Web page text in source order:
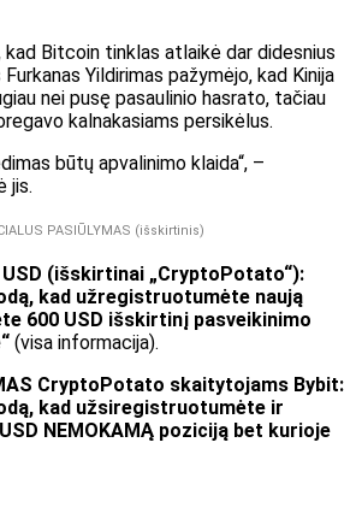
Bitcoin tinklas atlaikė dar didesnius
Yildirimas pažymėjo, kad Kinija
nei pusę pasaulinio hasrato, tačiau
kalnakasiams persikėlus.
būtų apvalinimo klaida“, –
jis.
PASIŪLYMAS (išskirtinis)
USD (išskirtinai „CryptoPotato“):
kad užregistruotumėte naują
600 USD išskirtinį pasveikinimo
(visa informacija).
CryptoPotato skaitytojams Bybit:
kad užsiregistruotumėte ir
NEMOKAMĄ poziciją bet kurioje